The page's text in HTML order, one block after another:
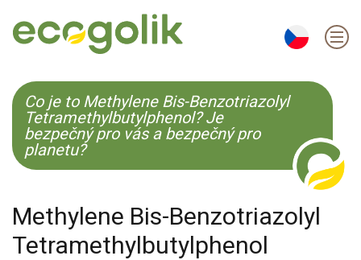
EN ES CS KO
Co je to Methylene Bis-Benzotriazolyl
Tetramethylbutylphenol? Je
bezpečný pro vás a bezpečný pro
planetu?
Methylene Bis-Benzotriazolyl
Tetramethylbutylphenol